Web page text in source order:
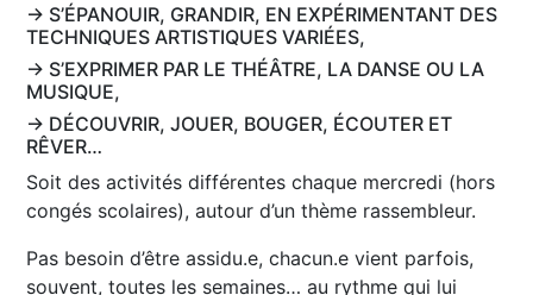
→ S’ÉPANOUIR, GRANDIR, EN EXPÉRIMENTANT DES
TECHNIQUES ARTISTIQUES VARIÉES,
→ S’EXPRIMER PAR LE THÉÂTRE, LA DANSE OU LA
MUSIQUE,
→ DÉCOUVRIR, JOUER, BOUGER, ÉCOUTER ET
RÊVER…
Soit des activités différentes chaque mercredi (hors
congés scolaires), autour d’un thème rassembleur.
Pas besoin d’être assidu.e, chacun.e vient parfois,
souvent, toutes les semaines… au rythme qui lui